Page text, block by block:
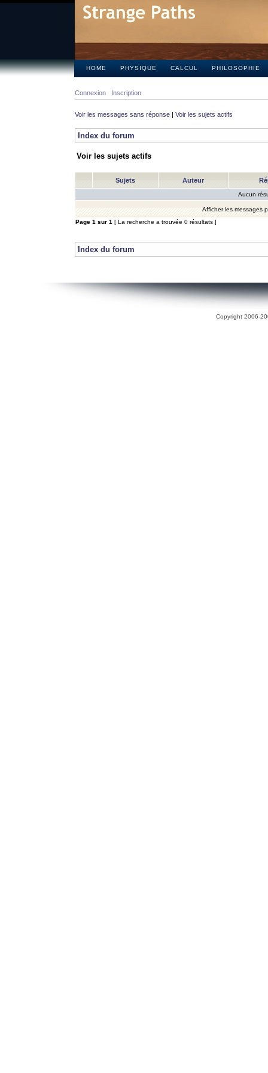
HOME PHYSIQUE CALCUL PHILOSOPHIE
Connexion Inscription
Voir les messages sans réponse | Voir les sujets actifs
Index du forum
Voir les sujets actifs
Sujets Auteur
Aucun
Afficher les messages
Page 1 sur 1 [ La recherche a trouvée 0 résultats ]
Index du forum
Copyright 2006-